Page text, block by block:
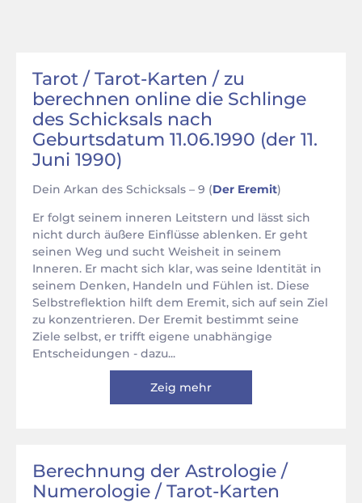
Tarot / Tarot-Karten / zu
berechnen online die Schlinge
des Schicksals nach
Geburtsdatum 11.06.1990 (der 11.
Juni 1990)
Dein Arkan des Schicksals – 9 (Der Eremit)
Er folgt seinem inneren Leitstern und lässt sich
nicht durch äußere Einflüsse ablenken. Er geht
seinen Weg und sucht Weisheit in seinem
Inneren. Er macht sich klar, was seine Identität in
seinem Denken, Handeln und Fühlen ist. Diese
Selbstreflektion hilft dem Eremit, sich auf sein Ziel
zu konzentrieren. Der Eremit bestimmt seine
Ziele selbst, er trifft eigene unabhängige
Entscheidungen - dazu...
Zeig mehr
Berechnung der Astrologie /
Numerologie / Tarot-Karten